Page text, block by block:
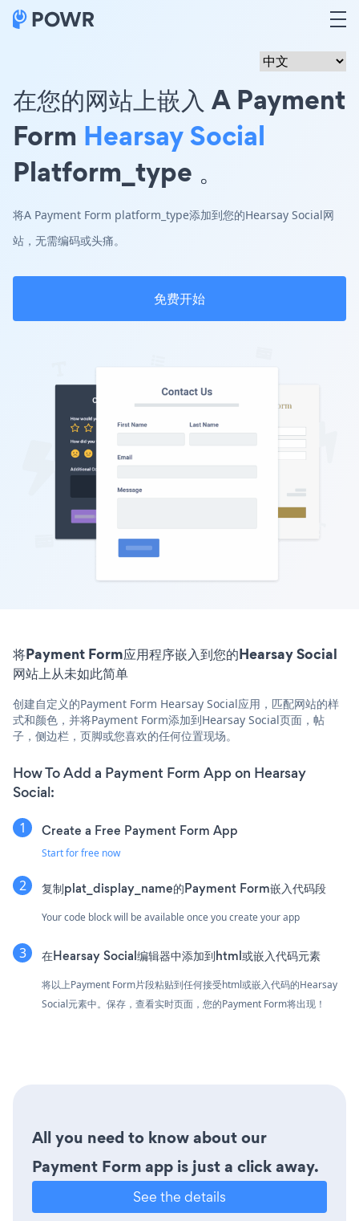
在您的网站上嵌入 A Payment
Form Hearsay Social
Platform_type 。
将A Payment Form platform_type添加到您的Hearsay Social网
站，无需编码或头痛。
免费开始
将Payment Form应用程序嵌入到您的Hearsay Social
网站上从未如此简单
创建自定义的Payment Form Hearsay Social应用，匹配网站的样
式和颜色，并将Payment Form添加到Hearsay Social页面，帖
子，侧边栏，页脚或您喜欢的任何位置现场。
How To Add a Payment Form App on Hearsay
Social:
Create a Free Payment Form App
Start for free now
复制plat_display_name的Payment Form嵌入代码段
Your code block will be available once you create your app
在Hearsay Social编辑器中添加到html或嵌入代码元素
将以上Payment Form片段粘贴到任何接受html或嵌入代码的Hearsay
Social元素中。保存，查看实时页面，您的Payment Form将出现！
All you need to know about our
Payment Form app is just a click away.
See the details